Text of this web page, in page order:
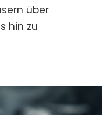
über
hin zu